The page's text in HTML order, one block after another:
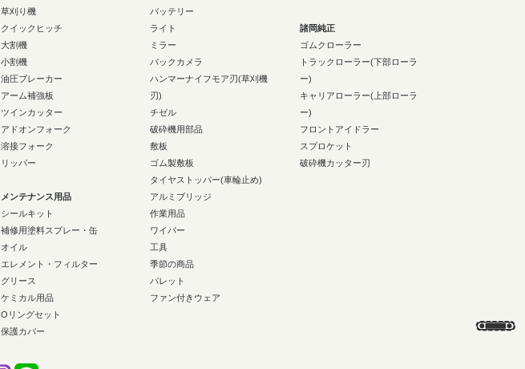
草刈り機
クイックヒッチ
大割機
小割機
油圧ブレーカー
アーム補強板
ツインカッター
アドオンフォーク
溶接フォーク
リッパー
メンテナンス用品
シールキット
補修用塗料スプレー・缶
オイル
エレメント・フィルター
グリース
ケミカル用品
Oリングセット
保護カバー
バッテリー
ライト
ミラー
バックカメラ
ハンマーナイフモア刃(草刈機
刃)
チゼル
破砕機用部品
敷板
ゴム製敷板
タイヤストッパー(車輪止め)
アルミブリッジ
作業用品
ワイパー
工具
季節の商品
パレット
ファン付きウェア
諸岡純正
ゴムクローラー
トラックローラー(下部ローラ
ー)
キャリアローラー(上部ローラ
ー)
フロントアイドラー
スプロケット
破砕機カッター刃